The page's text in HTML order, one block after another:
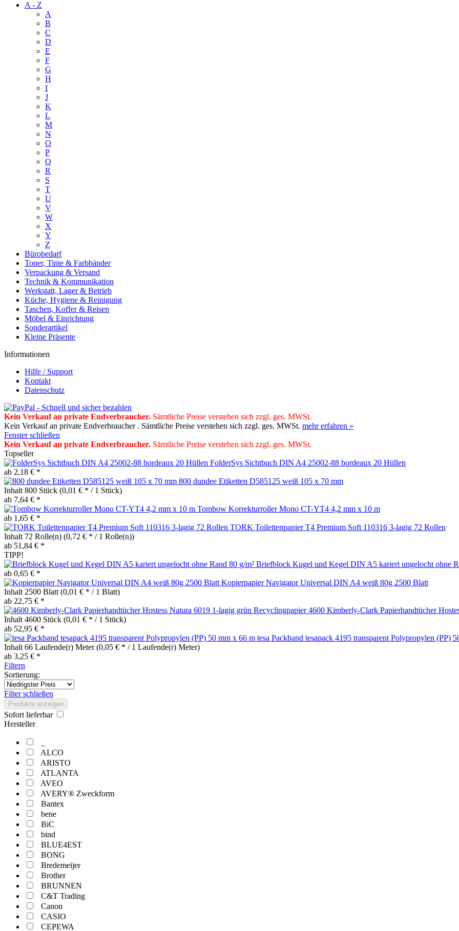
A - Z
A
B
C
D
E
F
G
H
I
J
K
L
M
N
O
P
Q
R
S
T
U
V
W
X
Y
Z
Bürobedarf
Toner, Tinte & Farbbänder
Verpackung & Versand
Technik & Kommunikation
Werkstatt, Lager & Betrieb
Küche, Hygiene & Reinigung
Taschen, Koffer & Reisen
Möbel & Einrichtung
Sonderartikel
Kleine Präsente
Informationen
Hilfe / Support
Kontakt
Datenschutz
Kein Verkauf an private Endverbraucher. Sämtliche Preise verstehen sich zzgl. ges. MWSt.
Kein Verkauf an private Endverbraucher . Sämtliche Preise verstehen sich zzgl. ges. MWSt. mehr erfahren »
Fenster schließen
Kein Verkauf an private Endverbraucher. Sämtliche Preise verstehen sich zzgl. ges. MWSt.
Topseller
FolderSys Sichtbuch DIN A4 25002-88 bordeaux 20 Hüllen
ab 2,18 € *
800 dundee Etiketten D585125 weiß 105 x 70 mm
Inhalt 800 Stück (0,01 € * / 1 Stück)
ab 7,64 € *
Tombow Korrekturroller Mono CT-YT4 4,2 mm x 10 m
ab 1,65 € *
TORK Toilettenpapier T4 Premium Soft 110316 3-lagig 72 Rollen
Inhalt 72 Rolle(n) (0,72 € * / 1 Rolle(n))
ab 51,84 € *
TIPP!
Briefblock Kugel und Kegel DIN A5 kariert ungelocht ohne
ab 0,65 € *
Kopierpapier Navigator Universal DIN A4 weiß 80g 2500 Blatt
Inhalt 2500 Blatt (0,01 € * / 1 Blatt)
ab 22,75 € *
4600 Kimberly-Clark Papierhandtücher
Inhalt 4600 Stück (0,01 € * / 1 Stück)
ab 52,95 € *
tesa Packband tesapack 4195 transparent Polypropylen (PP)
Inhalt 66 Laufende(r) Meter(0,05 € * / 1 Laufende(r) Meter)
ab 3,25 € *
Filtern
Sortierung:
Filter schließen
Produkte anzeigen
Sofort lieferbar
Hersteller
ALCO
ARISTO
ATLANTA
AVEO
AVERY® Zweckform
Bantex
bene
BiC
bind
BLUE4EST
BONG
Bredemeijer
Brother
BRUNNEN
C&T Trading
Canon
CASIO
CEPEWA